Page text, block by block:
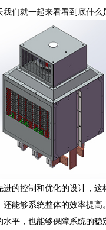
们就一起来看看到底什么
的控制和优化的设计，
能够系统整体的效率提高
平，也能够保障系统的稳